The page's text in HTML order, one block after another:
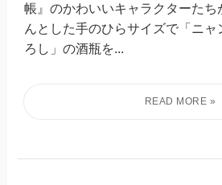
帳』のかわいいキャラクターたち
んとした手のひらサイズで「ニャ
ろし」の酒瓶を...